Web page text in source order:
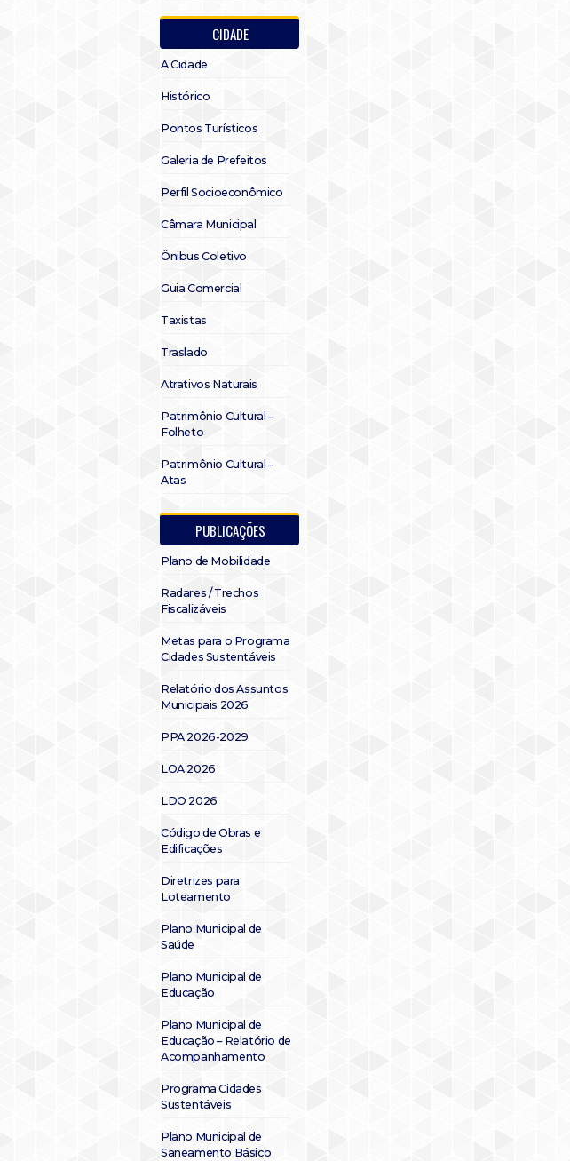
CIDADE
A Cidade
Histórico
Pontos Turísticos
Galeria de Prefeitos
Perfil Socioeconômico
Câmara Municipal
Ônibus Coletivo
Guia Comercial
Taxistas
Traslado
Atrativos Naturais
Patrimônio Cultural –
Folheto
Patrimônio Cultural –
Atas
PUBLICAÇÕES
Plano de Mobilidade
Radares / Trechos
Fiscalizáveis
Metas para o Programa
Cidades Sustentáveis
Relatório dos Assuntos
Municipais 2026
PPA 2026-2029
LOA 2026
LDO 2026
Código de Obras e
Edificações
Diretrizes para
Loteamento
Plano Municipal de
Saúde
Plano Municipal de
Educação
Plano Municipal de
Educação – Relatório de
Acompanhamento
Programa Cidades
Sustentáveis
Plano Municipal de
Saneamento Básico